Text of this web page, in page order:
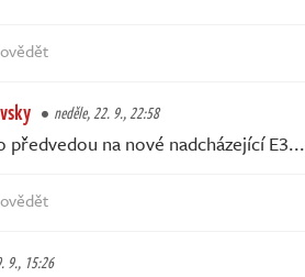
neděle, 22. 9., 22:58
předvedou na nové nadcházející E3...
9., 15:26